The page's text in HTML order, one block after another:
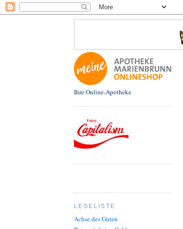
Ihre Online-Apotheke
LESELISTE
Achse des Guten